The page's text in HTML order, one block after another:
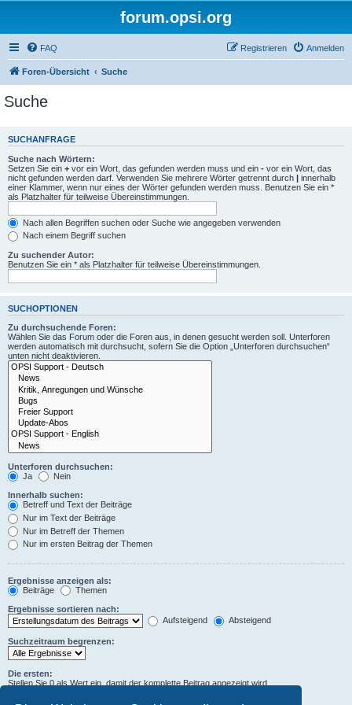
forum.opsi.org
FAQ Anmelden
Registrieren
Foren-Übersicht Suche
Suche
SUCHANFRAGE
Suche nach Wörtern:
Setzen Sie ein + vor ein Wort, das gefunden werden muss und ein - vor ein Wort, das
nicht gefunden werden darf. Verwenden Sie mehrere Wörter getrennt durch | innerhalb
einer Klammer, wenn nur eines der Wörter gefunden werden muss. Benutzen Sie ein *
als Platzhalter für teilweise Übereinstimmungen.
Nach allen Begriffen suchen oder Suche wie angegeben verwenden
Nach einem Begriff suchen
Zu suchender Autor:
Benutzen Sie ein * als Platzhalter für teilweise Übereinstimmungen.
SUCHOPTIONEN
Zu durchsuchende Foren:
Wählen Sie das Forum oder die Foren aus, in denen gesucht werden soll. Unterforen
werden automatisch mit durchsucht, sofern Sie die Option „Unterforen durchsuchen“
unten nicht deaktivieren.
Unterforen durchsuchen:
Ja
Nein
Innerhalb suchen:
Betreff und Text der Beiträge
Nur im Text der Beiträge
Nur im Betreff der Themen
Nur im ersten Beitrag der Themen
Ergebnisse anzeigen als:
Beiträge
Themen
Ergebnisse sortieren nach:
Aufsteigend
Absteigend
Suchzeitraum begrenzen:
Die ersten:
Stellen Sie 0 als Wert ein, damit der komplette Beitrag angezeigt wird.